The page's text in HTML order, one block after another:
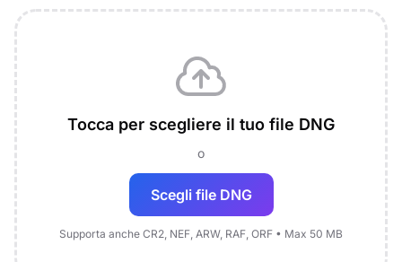
Tocca per scegliere il tuo file DNG
o
Scegli file DNG
Supporta anche CR2, NEF, ARW, RAF, ORF • Max 50 MB